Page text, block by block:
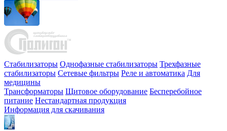
Стабилизаторы Однофазные стабилизаторы Трехфазные
стабилизаторы Сетевые фильтры Реле и автоматика Для
медицины
Трансформаторы Щитовое оборудование Бесперебойное
питание Нестандартная продукция
Информация для скачивания